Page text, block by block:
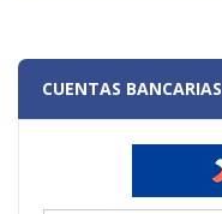
CUENTAS BANCARIAS